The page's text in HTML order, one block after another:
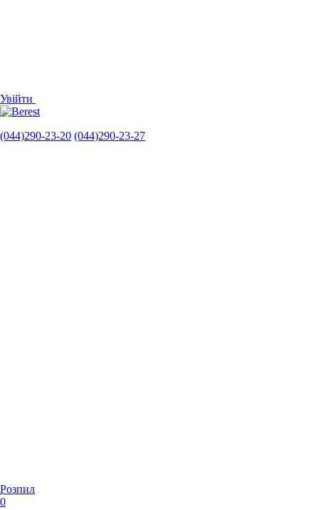
Увійти
(044)290-23-20 (044)290-23-27
Розпил
0